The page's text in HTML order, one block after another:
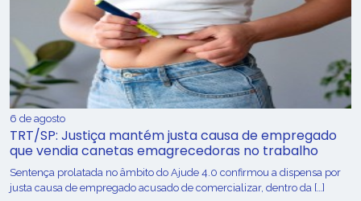
6 de agosto
TRT/SP: Justiça mantém justa causa de empregado
que vendia canetas emagrecedoras no trabalho
Sentença prolatada no âmbito do Ajude 4.0 confirmou a dispensa por
justa causa de empregado acusado de comercializar, dentro da […]